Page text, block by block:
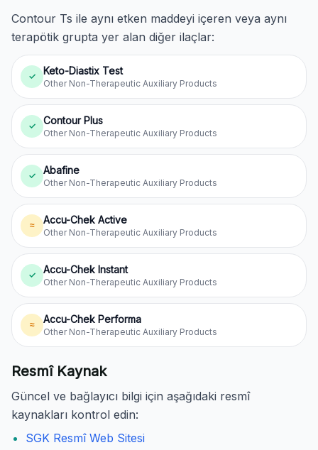
Contour Ts ile aynı etken maddeyi içeren veya aynı
terapötik grupta yer alan diğer ilaçlar:
✓ Keto-Diastix Test
Other Non-Therapeutic Auxiliary Products
✓ Contour Plus
Other Non-Therapeutic Auxiliary Products
✓ Abafine
Other Non-Therapeutic Auxiliary Products
≈ Accu-Chek Active
Other Non-Therapeutic Auxiliary Products
✓ Accu-Chek Instant
Other Non-Therapeutic Auxiliary Products
≈ Accu-Chek Performa
Other Non-Therapeutic Auxiliary Products
Resmî Kaynak
Güncel ve bağlayıcı bilgi için aşağıdaki resmî
kaynakları kontrol edin:
SGK Resmî Web Sitesi